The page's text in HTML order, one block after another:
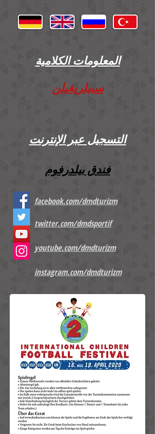
المعلومات الكلامية
سبيلريغيلن
التسجيل عبر الإنترنت
فندق بيلدرفوم
facebook.com/dmdturizm
twitter.com/dmdsportif
youtube.com/dmdturizm
instagram.com/dmdturizm